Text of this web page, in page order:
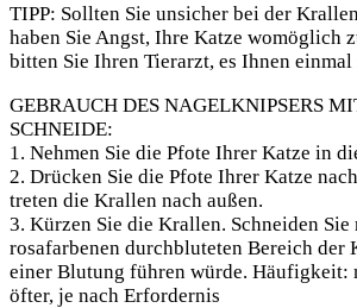
TIPP: Sollten Sie unsicher bei der
haben Sie Angst, Ihre Katze womöglich
bitten Sie Ihren Tierarzt, es Ihnen einmal
GEBRAUCH DES NAGELKNIPSERS
SCHNEIDE:
1. Nehmen Sie die Pfote Ihrer Katze in
2. Drücken Sie die Pfote Ihrer Katze
treten die Krallen nach außen.
3. Kürzen Sie die Krallen. Schneiden
rosafarbenen durchbluteten Bereich der
einer Blutung führen würde. Häufigkeit:
öfter, je nach Erfordernis